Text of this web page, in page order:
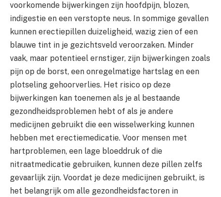
voorkomende bijwerkingen zijn hoofdpijn, blozen,
indigestie en een verstopte neus. In sommige gevallen
kunnen erectiepillen duizeligheid, wazig zien of een
blauwe tint in je gezichtsveld veroorzaken. Minder
vaak, maar potentieel ernstiger, zijn bijwerkingen zoals
pijn op de borst, een onregelmatige hartslag en een
plotseling gehoorverlies. Het risico op deze
bijwerkingen kan toenemen als je al bestaande
gezondheidsproblemen hebt of als je andere
medicijnen gebruikt die een wisselwerking kunnen
hebben met erectiemedicatie. Voor mensen met
hartproblemen, een lage bloeddruk of die
nitraatmedicatie gebruiken, kunnen deze pillen zelfs
gevaarlijk zijn. Voordat je deze medicijnen gebruikt, is
het belangrijk om alle gezondheidsfactoren in